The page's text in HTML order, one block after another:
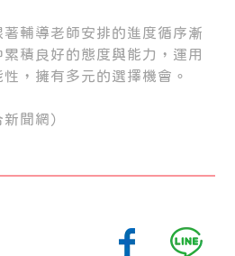
輔導老師安排的進度循序漸
積良好的態度與能力，運用
，擁有多元的選擇機會。
聞網）